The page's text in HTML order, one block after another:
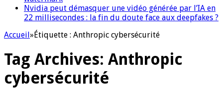
Nvidia peut démasquer une vidéo générée par l’IA en
22 millisecondes : la fin du doute face aux deepfakes ?
Accueil»Étiquette : Anthropic cybersécurité
Tag Archives: Anthropic
cybersécurité